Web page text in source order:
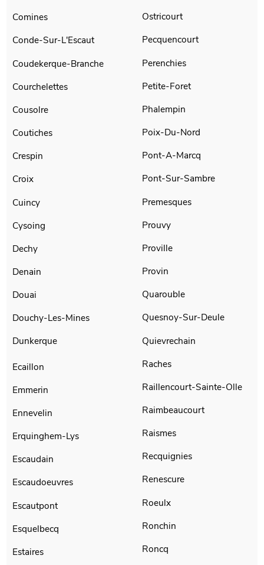
Comines
Conde-Sur-L'Escaut
Coudekerque-Branche
Courchelettes
Cousolre
Coutiches
Crespin
Croix
Cuincy
Cysoing
Dechy
Denain
Douai
Douchy-Les-Mines
Dunkerque
Ecaillon
Emmerin
Ennevelin
Erquinghem-Lys
Escaudain
Escaudoeuvres
Escautpont
Esquelbecq
Estaires
Ostricourt
Pecquencourt
Perenchies
Petite-Foret
Phalempin
Poix-Du-Nord
Pont-A-Marcq
Pont-Sur-Sambre
Premesques
Prouvy
Proville
Provin
Quarouble
Quesnoy-Sur-Deule
Quievrechain
Raches
Raillencourt-Sainte-Olle
Raimbeaucourt
Raismes
Recquignies
Renescure
Roeulx
Ronchin
Roncq